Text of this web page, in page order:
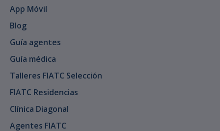
App Móvil
Blog
Guía agentes
Guía médica
Talleres FIATC Selección
FIATC Residencias
Clínica Diagonal
Agentes FIATC